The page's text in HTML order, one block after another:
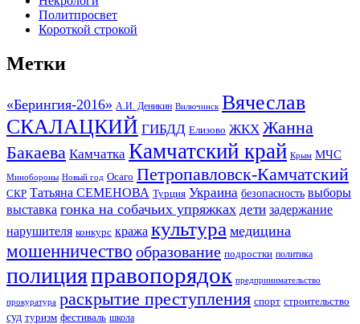
Политпросвет
Короткой строкой
Метки
«Берингия-2016» А.И. Деникин Вилючинск Вячеслав
СКАЛАЦКИЙ ГИБДД Елизово ЖКХ Жанна
Бакаева Камчатка Камчатский край Крым МЧС
Минобороны Новый год Осаго Петропавловск-Камчатский
СКР Татьяна СЕМЕНОВА Турция Украина безопасность выборы
выставка гонка на собачьих упряжках дети задержание
нарушителя конкурс кража культура медицина
мошенничество образование подростки политика
полицияправопорядок предпринимательство
прокуратура раскрытие преступления спорт строительство
суд туризм фестиваль школа